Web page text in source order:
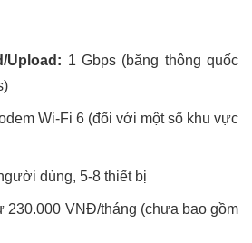
Upload: 1 Gbps (băng thông quốc
Wi-Fi 6 (đối với một số khu vực
dùng, 5-8 thiết bị
230.000 VNĐ/tháng (chưa bao gồm